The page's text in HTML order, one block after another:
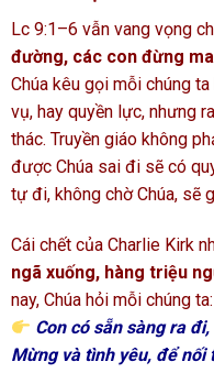
Lc 9:1–6 vẫn vang vọng
đường, các con đừng
Chúa kêu gọi mỗi chúng
vụ, hay quyền lực, nhưng
thác. Truyền giáo không
được Chúa sai đi sẽ có
tự đi, không chờ Chúa, sẽ
Cái chết của Charlie Kirk
ngã xuống, hàng triệu
nay, Chúa hỏi mỗi chúng ta:
Con có sẵn sàng ra
Mừng và tình yêu, để nối